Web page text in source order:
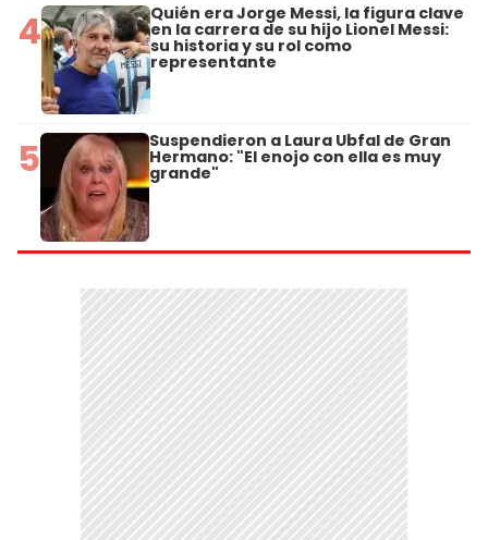
4 Quién era Jorge Messi, la figura clave
en la carrera de su hijo Lionel Messi:
su historia y su rol como
representante
5 Suspendieron a Laura Ubfal de Gran
Hermano: "El enojo con ella es muy
grande"